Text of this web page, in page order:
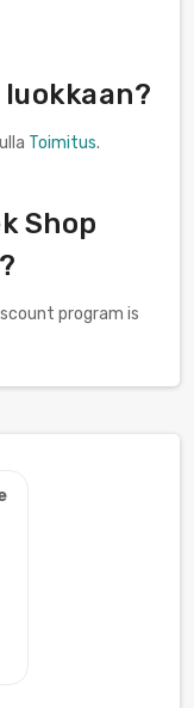
Toimitus.
Shop
program is